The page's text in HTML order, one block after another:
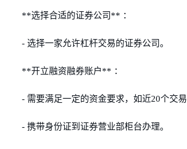
**选择合适的证券公司** ：
- 选择一家允许杠杆交易的证券公司。
**开立融资融券账户** ：
- 需要满足一定的资金要求，如近20个交
- 携带身份证到证券营业部柜台办理。